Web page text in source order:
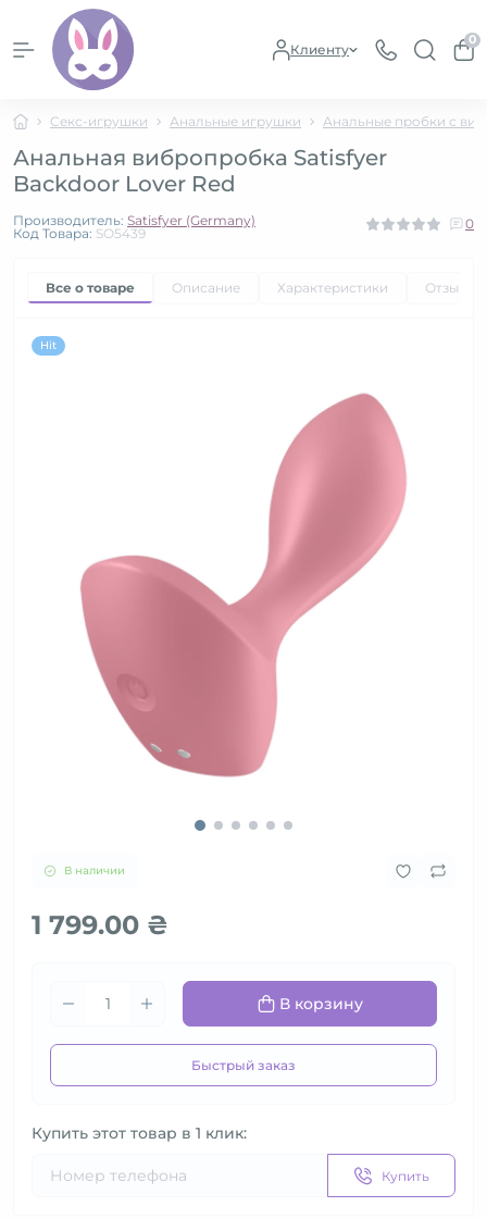
Клиенту
0
Секс-игрушки Анальные игрушки Анальные пробки с
Анальная вибропробка Satisfyer
Backdoor Lover Red
Производитель: Satisfyer (Germany)
Код Товара: SO5439
0
Все о товаре Описание Характеристики Отзывы
Hit
В наличии
1 799.00 ₴
В корзину
Быстрый заказ
Купить этот товар в 1 клик:
Купить